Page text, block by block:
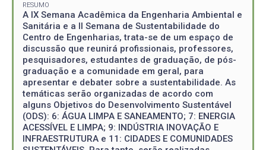
RESUMO
A IX Semana Acadêmica da Engenharia Ambiental e
Sanitária e a II Semana de Sustentabilidade do
Centro de Engenharias, trata-se de um espaço de
discussão que reunirá profissionais, professores,
pesquisadores, estudantes de graduação, de pós-
graduação e a comunidade em geral, para
apresentar e debater sobre a sustentabilidade. As
temáticas serão organizadas de acordo com
alguns Objetivos do Desenvolvimento Sustentável
(ODS): 6: ÁGUA LIMPA E SANEAMENTO; 7: ENERGIA
ACESSÍVEL E LIMPA; 9: INDÚSTRIA INOVAÇÃO E
INFRAESTRUTURA e 11: CIDADES E COMUNIDADES